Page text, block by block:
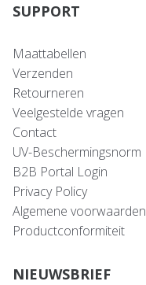
SUPPORT
Maattabellen
Verzenden
Retourneren
Veelgestelde vragen
Contact
UV-Beschermingsnorm
B2B Portal Login
Privacy Policy
Algemene voorwaarden
Productconformiteit
NIEUWSBRIEF